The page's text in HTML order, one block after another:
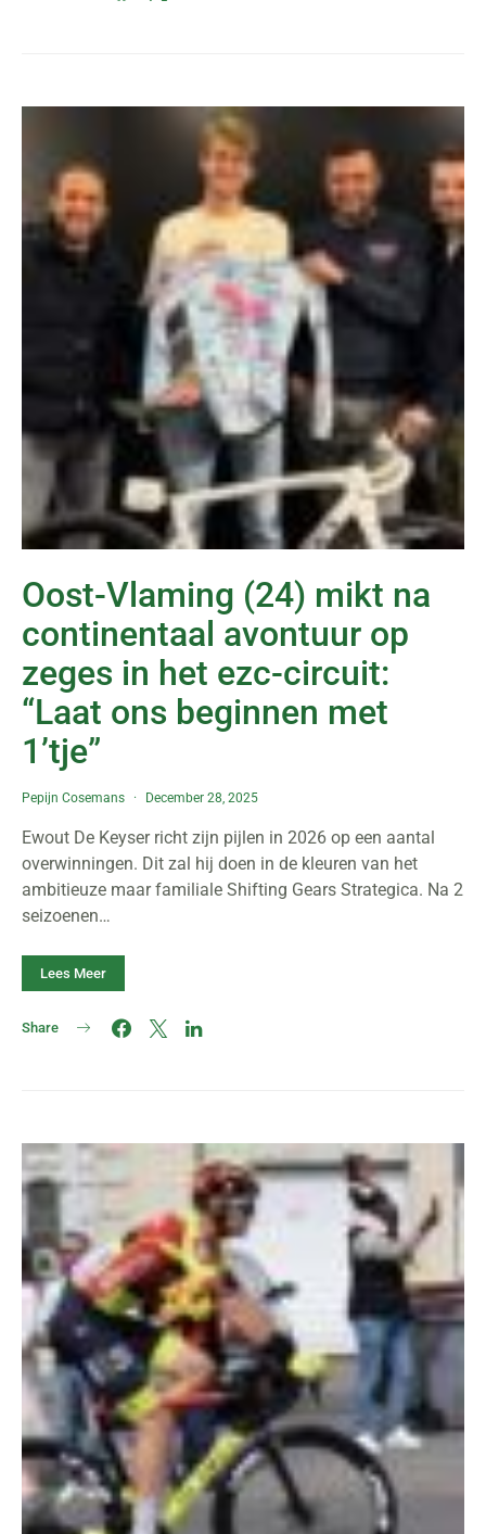
Oost-Vlaming (24) mikt na
continentaal avontuur op
zeges in het ezc-circuit:
“Laat ons beginnen met
1’tje”
Pepijn Cosemans December 28, 2025
Ewout De Keyser richt zijn pijlen in 2026 op een aantal
overwinningen. Dit zal hij doen in de kleuren van het
ambitieuze maar familiale Shifting Gears Strategica. Na 2
seizoenen…
Lees Meer
Share